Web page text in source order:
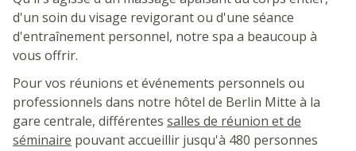
d'un soin du visage revigorant ou d'une séance
d'entraînement personnel, notre spa a beaucoup à
vous offrir.
Pour vos réunions et événements personnels ou
professionnels dans notre hôtel de Berlin Mitte à la
gare centrale, différentes salles de réunion et de
séminaire pouvant accueillir jusqu'à 480 personnes